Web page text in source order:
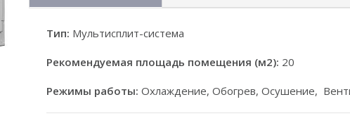
Тип: Мультисплит-система
Рекомендуемая площадь помещения (м2): 20
Режимы работы: Охлаждение, Обогрев, Осушение,